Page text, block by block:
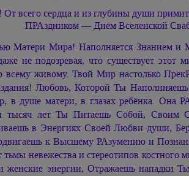
сердца и из глубины души
ПРАздником — Днём Вселенской
Матери Мира! Наполняется Знанием
не подозревая, что существует этот
живому. Твой Мир настолько
Любовь, Которой Ты
в душе матери, в глазах ребёнка. Она
тысяч лет Ты Питаешь Собой, Своим
в Энергиях Своей Любви души,
к Высшему РАзумению и
невежества и стереотипов
женские энергии, Отражаешь нападки